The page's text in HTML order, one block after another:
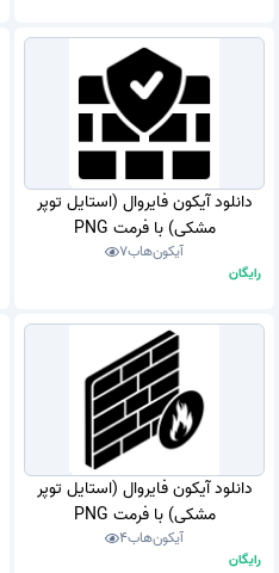
دانلود آیکون فایروال (استایل توپر
مشکی) با فرمت PNG
آیکون‌هاب7
رایگان
دانلود آیکون فایروال (استایل توپر
مشکی) با فرمت PNG
آیکون‌هاب4
رایگان